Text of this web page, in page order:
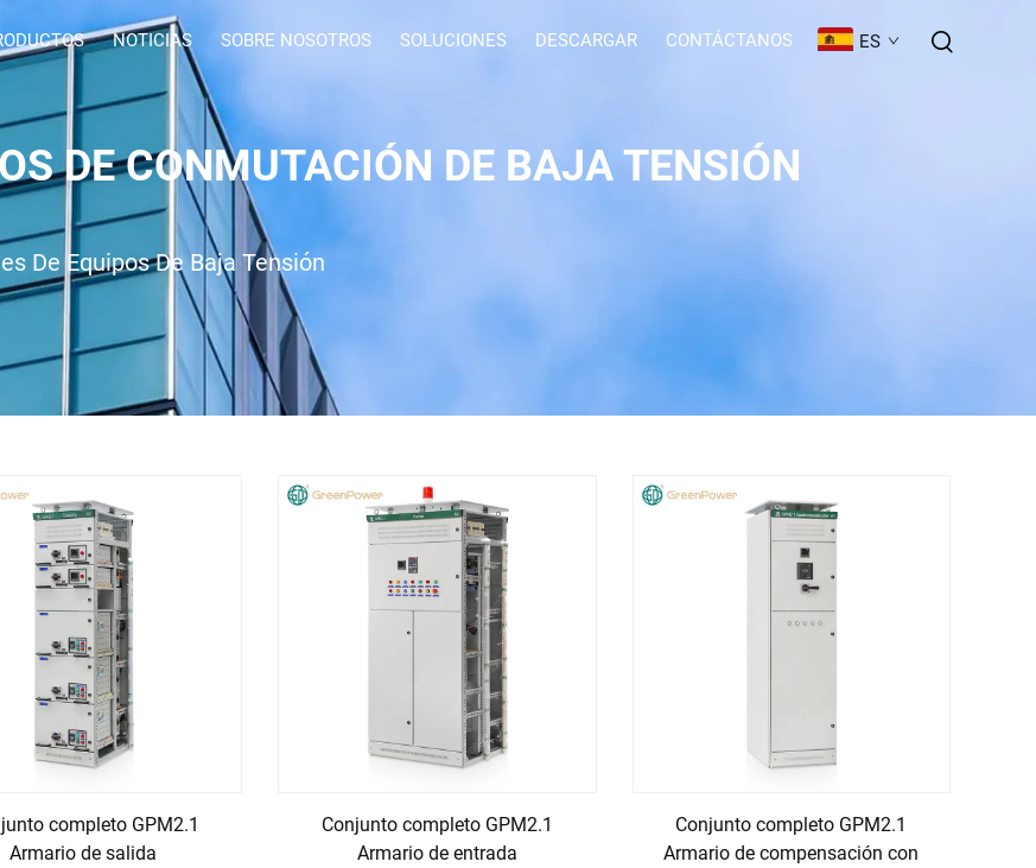
NOTICIAS SOBRE NOSOTROS SOLUCIONES DESCARGAR CONTÁCTANOS ES
DE CONMUTACIÓN DE BAJA TENSIÓN
De Equipos De Baja Tensión
completo GPM2.1
Armario de salida
Conjunto completo GPM2.1
Armario de entrada
Conjunto completo GPM2.1
Armario de compensación con